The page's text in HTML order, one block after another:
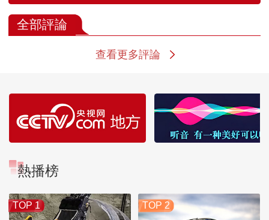
全部評論
查看更多評論
熱播榜
TOP 1 TOP 2